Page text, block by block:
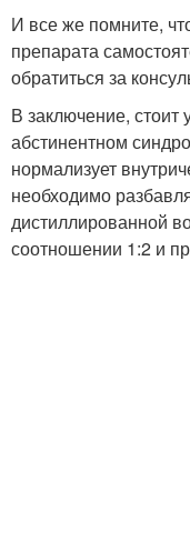
И все же помните,
препарата
обратиться за
В заключение, стоит
абстинентном
нормализует
необходимо
дистиллированной
соотношении 1:2 и